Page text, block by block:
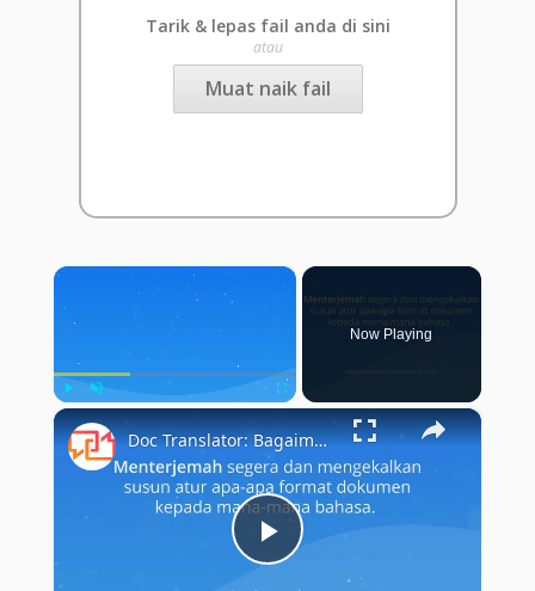
Tarik & lepas fail anda di sini
atau
Muat naik fail
×
Play Unmute Fullscreen
Now Playing
×
Play
Doc Translator: Bagaimana saya menggunakan penterjemah dokumen?